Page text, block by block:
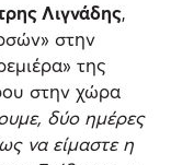
Λιγνάδης,
στην
της
στην χώρα
δύο ημέρες
να είμαστε η